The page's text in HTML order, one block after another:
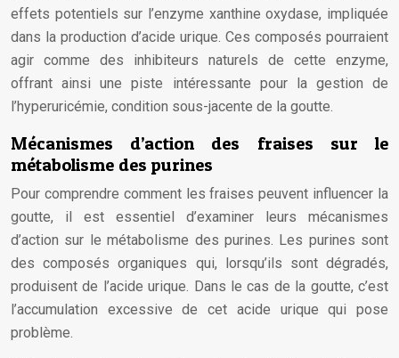
effets potentiels sur l’enzyme xanthine oxydase, impliquée
dans la production d’acide urique. Ces composés pourraient
agir comme des inhibiteurs naturels de cette enzyme,
offrant ainsi une piste intéressante pour la gestion de
l’hyperuricémie, condition sous-jacente de la goutte.
Mécanismes d’action des fraises sur le
métabolisme des purines
Pour comprendre comment les fraises peuvent influencer la
goutte, il est essentiel d’examiner leurs mécanismes
d’action sur le métabolisme des purines. Les purines sont
des composés organiques qui, lorsqu’ils sont dégradés,
produisent de l’acide urique. Dans le cas de la goutte, c’est
l’accumulation excessive de cet acide urique qui pose
problème.